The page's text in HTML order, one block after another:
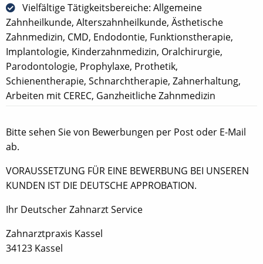
Vielfältige Tätigkeitsbereiche: Allgemeine
Zahnheilkunde, Alterszahnheilkunde, Ästhetische
Zahnmedizin, CMD, Endodontie, Funktionstherapie,
Implantologie, Kinderzahnmedizin, Oralchirurgie,
Parodontologie, Prophylaxe, Prothetik,
Schienentherapie, Schnarchtherapie, Zahnerhaltung,
Arbeiten mit CEREC, Ganzheitliche Zahnmedizin
Bitte sehen Sie von Bewerbungen per Post oder E-Mail
ab.
VORAUSSETZUNG FÜR EINE BEWERBUNG BEI UNSEREN
KUNDEN IST DIE DEUTSCHE APPROBATION.
Ihr Deutscher Zahnarzt Service
Zahnarztpraxis Kassel
34123 Kassel